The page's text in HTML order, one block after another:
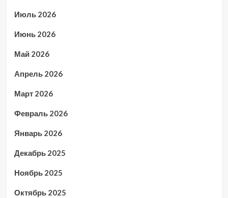
Июль 2026
Июнь 2026
Май 2026
Апрель 2026
Март 2026
Февраль 2026
Январь 2026
Декабрь 2025
Ноябрь 2025
Октябрь 2025